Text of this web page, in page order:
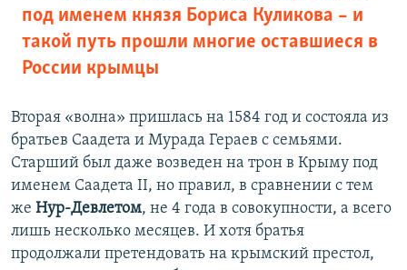
под именем князя Бориса Куликова – и
такой путь прошли многие оставшиеся в
России крымцы
Вторая «волна» пришлась на 1584 год и состояла из
братьев Саадета и Мурада Гераев с семьями.
Старший был даже возведен на трон в Крыму под
именем Саадета ІІ, но правил, в сравнении с тем
же Нур-Девлетом, не 4 года в совокупности, а всего
лишь несколько месяцев. И хотя братья
продолжали претендовать на крымский престол,